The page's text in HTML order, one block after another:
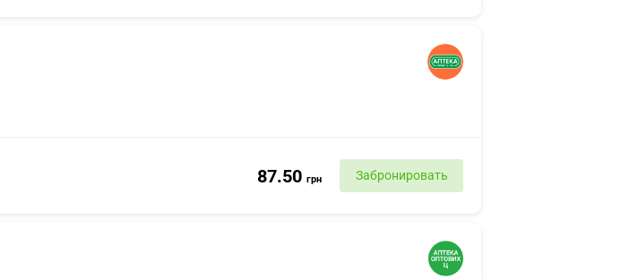
87.50 грн Забронировать